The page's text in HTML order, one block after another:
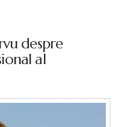
despre
al